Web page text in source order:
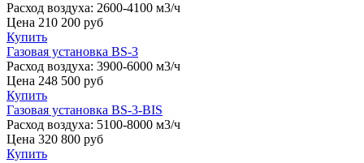
Расход воздуха: 2600-4100 м3/ч
Цена 210 200 руб
Купить
Газовая установка BS-3
Расход воздуха: 3900-6000 м3/ч
Цена 248 500 руб
Купить
Газовая установка BS-3-BIS
Расход воздуха: 5100-8000 м3/ч
Цена 320 800 руб
Купить